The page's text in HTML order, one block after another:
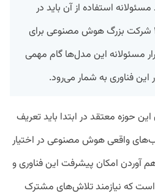
استفاده از آن باید در
اولویت قرار بگیرد. تعهد ۱۶ شرکت بزرگ هوش مصنوعی برای
مسئولانه این مدل‌ها گام مهمی
فناوری به شمار می‌رود.
حوزه معتقد در ابتدا باید تعریف
واقعی هوش مصنوعی در اختیار
آوردن امکان پیشرفت این فناوری و
که نیازمند تلاش‌های مشترک